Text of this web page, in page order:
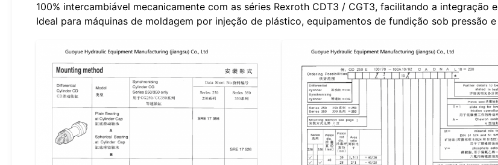
100% intercambiável mecanicamente com as séries Rexroth CDT3 / CGT3, facilitando a integração
Ideal para máquinas de moldagem por injeção de plástico, equipamentos de fundição sob pressão